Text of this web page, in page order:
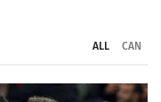
ALL CAN